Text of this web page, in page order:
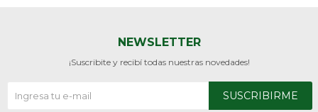
NEWSLETTER
¡Suscribite y recibí todas nuestras novedades!
SUSCRIBIRME